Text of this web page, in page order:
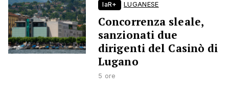
laR+ LUGANESE
Concorrenza sleale,
sanzionati due
dirigenti del Casinò di
Lugano
5 ore